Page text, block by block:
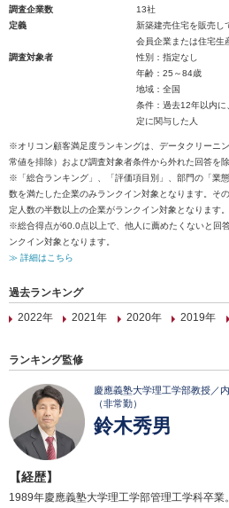
調査企業数
13社
定義
新築建売住宅を販売し
会員企業または住宅生
調査対象者
性別：指定なし
年齢：25～84歳
地域：全国
条件：過去12年以内
定に関与した人
※オリコン顧客満足度ランキングは、データクリーニ
常値を排除）および調査対象者条件から外れた回答を
※「総合ランキング」、「評価項目別」、部門の「業
数を満たした企業のみランクイン対象となります。そ
定人数の半数以上の企業がランクイン対象となります。
※総合得点が60.0点以上で、他人に薦めたくないと回
ンクイン対象となります。
≫ 詳細はこちら
過去ランキング
2022年
2021年 2020年 2019年
ランキング監修
慶應義塾大学理工学部教授／
（非常勤）
鈴木秀男
【経歴】
1989年慶應義塾大学理工学部管理工学科卒業。